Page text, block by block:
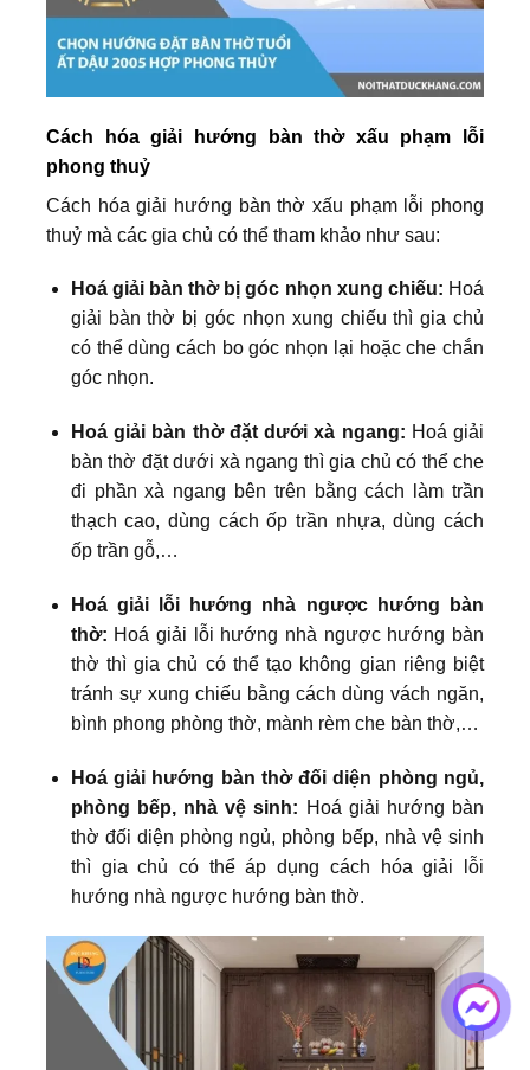
Cách hóa giải hướng bàn thờ xấu phạm lỗi
phong thuỷ
Cách hóa giải hướng bàn thờ xấu phạm lỗi phong
thuỷ mà các gia chủ có thể tham khảo như sau:
Hoá giải bàn thờ bị góc nhọn xung chiếu: Hoá
giải bàn thờ bị góc nhọn xung chiếu thì gia chủ
có thể dùng cách bo góc nhọn lại hoặc che chắn
góc nhọn.
Hoá giải bàn thờ đặt dưới xà ngang: Hoá giải
bàn thờ đặt dưới xà ngang thì gia chủ có thể che
đi phần xà ngang bên trên bằng cách làm trần
thạch cao, dùng cách ốp trần nhựa, dùng cách
ốp trần gỗ,…
Hoá giải lỗi hướng nhà ngược hướng bàn
thờ: Hoá giải lỗi hướng nhà ngược hướng bàn
thờ thì gia chủ có thể tạo không gian riêng biệt
tránh sự xung chiếu bằng cách dùng vách ngăn,
bình phong phòng thờ, mành rèm che bàn thờ,…
Hoá giải hướng bàn thờ đối diện phòng ngủ,
phòng bếp, nhà vệ sinh: Hoá giải hướng bàn
thờ đối diện phòng ngủ, phòng bếp, nhà vệ sinh
thì gia chủ có thể áp dụng cách hóa giải lỗi
hướng nhà ngược hướng bàn thờ.